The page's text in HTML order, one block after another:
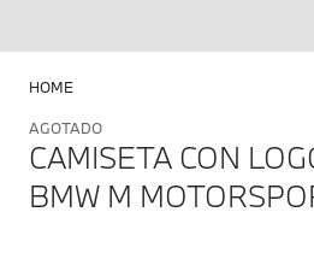
HOME
AGOTADO
CAMISETA CON
BMW M